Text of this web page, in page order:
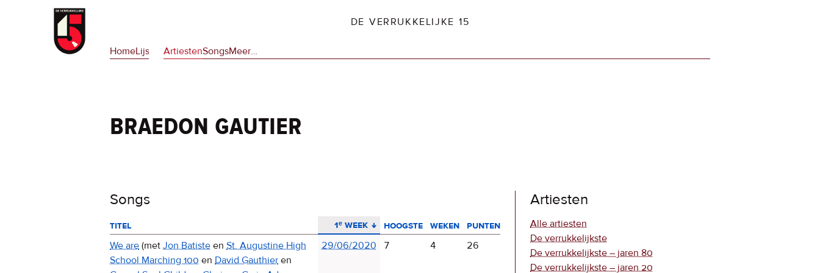
Overslaan
naar
DE VERRUKKELIJKE 15
Hoofdnavigatie
HomeLijsten ArtiestenSongsMeerop
nporadio2.nl
…
braedon gautier
Songs
titel 1ᵉ week
aflopend sorteren hoogste weken
punten
We are (met Jon Batiste en St. Augustine High
School Marching 100 en David Gauthier en
29/06/2020 7 4 26
Artiesten
Alle artiesten
De verrukkelijkste
De verrukkelijkste – jaren 80
De verrukkelijkste – jaren 20